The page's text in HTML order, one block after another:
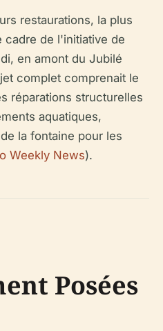
restaurations, la plus
cadre de l'initiative de
en amont du Jubilé
complet comprenait le
réparations structurelles
aquatiques,
la fontaine pour les
Weekly News).
Posées